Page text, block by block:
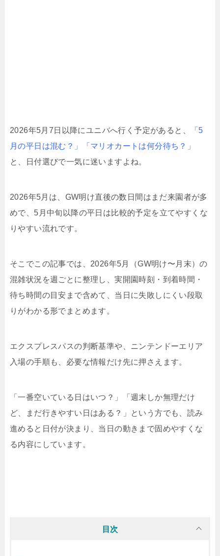
2026年5月7日以降にユニバへ行く予定があると、
「5
月の平日は混む？」
「マリオカートは何分待ち？」
と、日付選びで一気に迷いますよね。
2026年5月は、GW明け直後の数日間はまだ来園者が多
めで、5月中旬以降の平日は比較的予定を立てやすくな
りやすい流れです。
そこでこの記事では、2026年5月（GW明け〜月末）の
混雑状況を週ごとに整理し、実開園時刻・到着時間・
待ち時間の目安まで含めて、当日に失敗しにくい段取
りがわかる形でまとめます。
エクスプレスパスの判断基準や、ニンテンドーエリア
入場の手順も、必要な情報だけ先に押さえます。
「一番空いている日はいつ？」「週末しか無理だけ
ど、まだ行きやすい日はある？」という方でも、読み
進めると日付が決まり、当日の動きまで固めやすくな
る内容にしています。
目次